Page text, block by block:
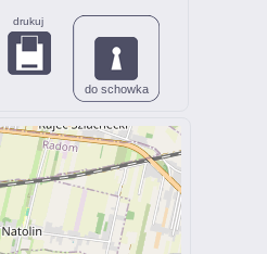
do schowka
drukuj